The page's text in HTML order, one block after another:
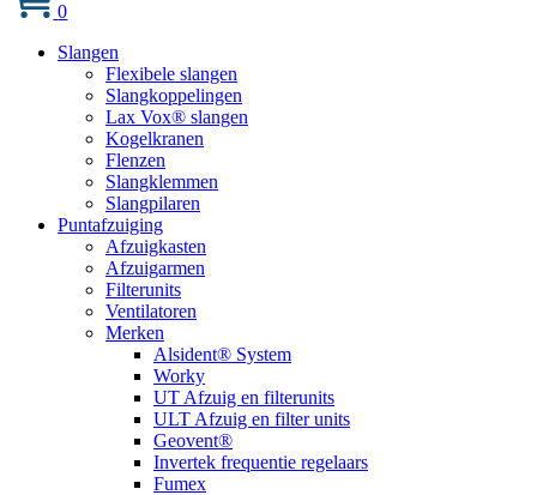
0
Slangen
Flexibele slangen
Slangkoppelingen
Lax Vox® slangen
Kogelkranen
Flenzen
Slangklemmen
Slangpilaren
Puntafzuiging
Afzuigkasten
Afzuigarmen
Filterunits
Ventilatoren
Merken
Alsident® System
Worky
UT Afzuig en filterunits
ULT Afzuig en filter units
Geovent®
Invertek frequentie regelaars
Fumex